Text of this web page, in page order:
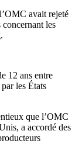
avait rejeté
concernant les
12 ans entre
les États
que l’OMC
a accordé des